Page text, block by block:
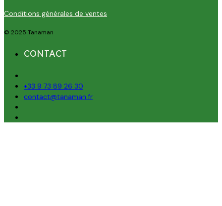
Conditions générales de ventes
© 2025 Tanaman
CONTACT
+33 9 73 89 26 30
contact@tanaman.fr